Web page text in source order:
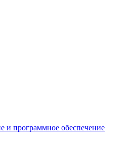
и программное обеспечение